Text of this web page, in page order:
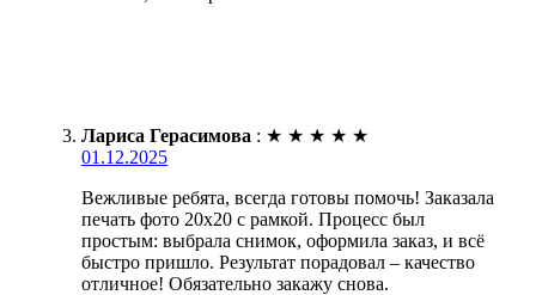
Лариса Герасимова : ★ ★ ★ ★ ★
01.12.2025
Вежливые ребята, всегда готовы помочь! Заказала
печать фото 20х20 с рамкой. Процесс был
простым: выбрала снимок, оформила заказ, и всё
быстро пришло. Результат порадовал – качество
отличное! Обязательно закажу снова.